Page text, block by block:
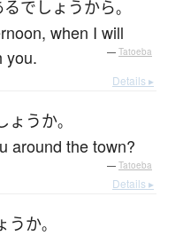
るでしょうから。
when I will
you.
— Tatoeba
Details ▸
ょうか。
around the town?
— Tatoeba
Details ▸
うか。